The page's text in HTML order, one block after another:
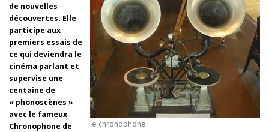
le chronophone
de nouvelles
découvertes. Elle
participe aux
premiers essais de
ce qui deviendra le
cinéma parlant et
supervise une
centaine de
« phonoscènes »
avec le fameux
Chronophone de